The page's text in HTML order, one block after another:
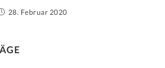
28. Februar 2020